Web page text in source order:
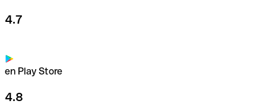
4.7
en Play Store
4.8